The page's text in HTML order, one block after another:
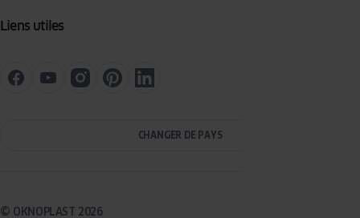
Liens utiles
CHANGER DE PAYS
© OKNOPLAST 2026